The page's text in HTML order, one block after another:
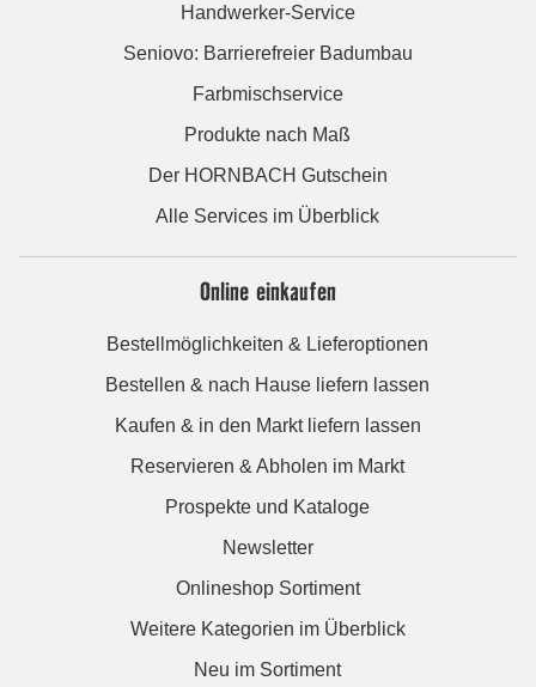
Handwerker-Service
Seniovo: Barrierefreier Badumbau
Farbmischservice
Produkte nach Maß
Der HORNBACH Gutschein
Alle Services im Überblick
Online einkaufen
Bestellmöglichkeiten & Lieferoptionen
Bestellen & nach Hause liefern lassen
Kaufen & in den Markt liefern lassen
Reservieren & Abholen im Markt
Prospekte und Kataloge
Newsletter
Onlineshop Sortiment
Weitere Kategorien im Überblick
Neu im Sortiment